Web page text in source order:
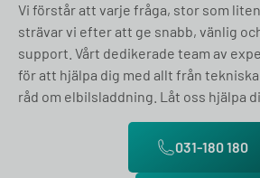
Vi förstår att varje fråga, stor som
strävar vi efter att ge snabb, vänlig
support. Vårt dedikerade team av
för att hjälpa dig med allt från
råd om elbilsladdning. Låt oss hjälpa
031-180 180